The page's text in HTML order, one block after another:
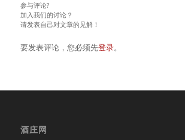
参与评论?
加入我们的讨论？
请发表自己对文章的见解！
要发表评论，您必须先登录。
酒庄网